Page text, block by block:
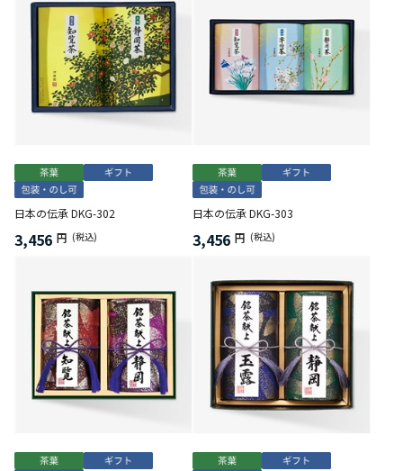
日本の伝承 DKG-302
3,456 円 (税込)
日本の伝承 DKG-303
3,456 円 (税込)